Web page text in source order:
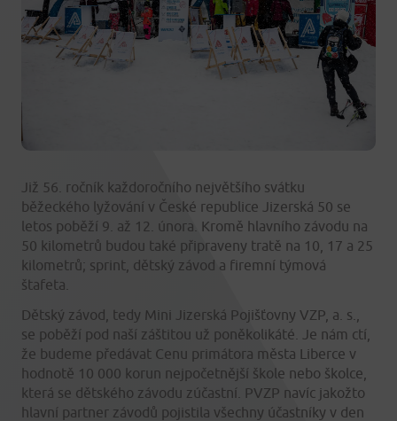
Již 56. ročník každoročního největšího svátku
běžeckého lyžování v České republice Jizerská 50 se
letos poběží 9. až 12. února. Kromě hlavního závodu na
50 kilometrů budou také připraveny tratě na 10, 17 a 25
kilometrů; sprint, dětský závod a firemní týmová
štafeta.
Dětský závod, tedy Mini Jizerská Pojišťovny VZP, a. s.,
se poběží pod naší záštitou už poněkolikáté. Je nám ctí,
že budeme předávat Cenu primátora města Liberce v
hodnotě 10 000 korun nejpočetnější škole nebo školce,
která se dětského závodu zúčastní. PVZP navíc jakožto
hlavní partner závodů pojistila všechny účastníky v den